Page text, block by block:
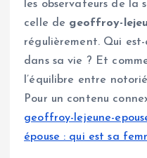
les observateurs de la
celle de geoffroy-
régulièrement. Qui
dans sa vie ? Et
l’équilibre entre
Pour un contenu
geoffroy-lejeune-
épouse : qui est sa